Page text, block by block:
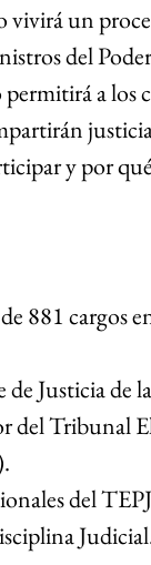
un
del
a los
y por
881 cargos
de Justicia de
del Tribunal
del